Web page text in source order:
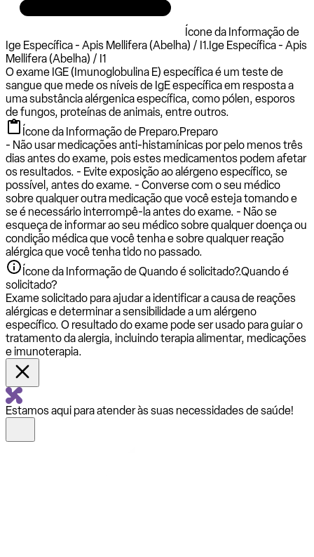
Ícone da Informação de
Ige Específica - Apis Mellifera (Abelha) / I1.Ige Específica - Apis
Mellifera (Abelha) / I1
O exame IGE (Imunoglobulina E) específica é um teste de
sangue que mede os níveis de IgE específica em resposta a
uma substância alérgenica específica, como pólen, esporos
de fungos, proteínas de animais, entre outros.
Ícone da Informação de Preparo.Preparo
- Não usar medicações anti-histamínicas por pelo menos três
dias antes do exame, pois estes medicamentos podem afetar
os resultados. - Evite exposição ao alérgeno específico, se
possível, antes do exame. - Converse com o seu médico
sobre qualquer outra medicação que você esteja tomando e
se é necessário interrompê-la antes do exame. - Não se
esqueça de informar ao seu médico sobre qualquer doença ou
condição médica que você tenha e sobre qualquer reação
alérgica que você tenha tido no passado.
Ícone da Informação de Quando é solicitado?.Quando é
solicitado?
Exame solicitado para ajudar a identificar a causa de reações
alérgicas e determinar a sensibilidade a um alérgeno
específico. O resultado do exame pode ser usado para guiar o
tratamento da alergia, incluindo terapia alimentar, medicações
e imunoterapia.
Estamos aqui para atender às suas necessidades de saúde!